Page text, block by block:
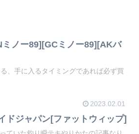
ノー89][GCミノー89][AKバ
、手に入るタイミングであれば必ず買
2023.02.01
ドジャパン[ファットウィップ]